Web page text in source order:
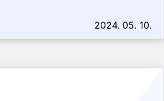
2024. 05. 10.